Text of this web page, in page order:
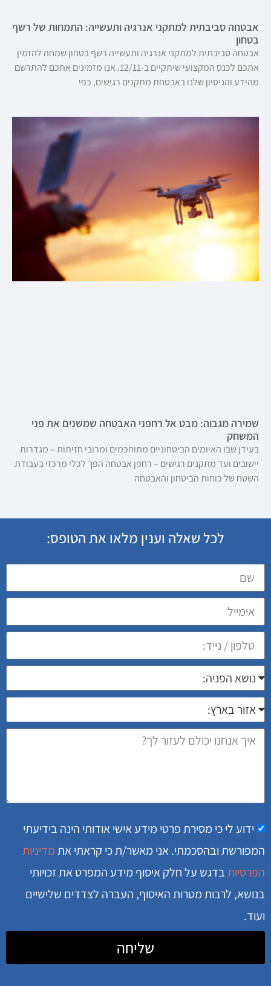
אבטחה סביבתית למתקני אנרגיה ותעשייה: התמחות של רשף
בטחון
אבטחה סביבתית למתקני אנרגיה ותעשייה רשף בטחון שמחה להזמין
אתכם לכנס המקצועי שיתקיים ב-12/11. אנו מזמינים אתכם להתרשם
מהידע והניסיון שלנו באבטחת מתקנים רגישים, כפי
שמירה מגבוה: מבט אל רחפני האבטחה שמשנים את פני
המשחק
בעידן שבו האיומים הביטחוניים מתוחכמים ומרובי חזיתות – מגדרות
יישובים ועד מתקנים רגישים – רחפן אבטחה הפך לכלי מרכזי בעבודת
השטח של כוחות הביטחון והאבטחה
לכל שאלה וענין מלאו את הטופס:
ידוע לי כי מסירת פרטי מידע אישי אודותי הינה בידיעתי
המפורשת ובהסכמתי. אני מאשר/ת כי קראתי אתמדיניות
הפרטיותבדגש על חלק איסוף מידע המפרט את זכויותי
בנושא, לרבות מטרות האיסוף, העברה לצדדים שלישיים
ועוד.
שליחה